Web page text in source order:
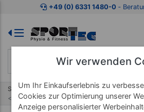
Zum Kaufbereich springen Zur
+49 (0) 6331 1480-0 ‐
Start
Therapieliege Smart ST
Smart ST Gestellfarbe Weiß
Wir verwenden
Um Ihr Einkaufserlebnis zu
Cookies zur Optimierung unserer
Anzeige personalisierter